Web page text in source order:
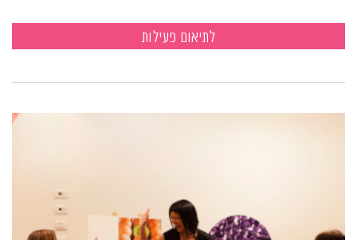
לתיאום פעילות